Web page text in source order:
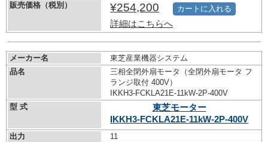
販売価格（税別）
¥254,200
詳細はこちらへ
カートに入れる
メーカー名
東芝産業機器システム
品名
三相全閉外扇モータ（全閉外扇モータ フ
ランジ取付 400V）
IKKH3-FCKLA21E-11kW-2P-400V
型 式
東芝モーター
IKKH3-FCKLA21E-11kW-2P-400V
出力
11